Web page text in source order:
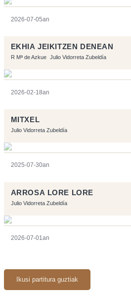
2026-07-05an
EKHIA JEIKITZEN DENEAN
R Mª de Azkue Julio Vidorreta Zubeldía
2026-02-18an
MITXEL
Julio Vidorreta Zubeldía
2025-07-30an
ARROSA LORE LORE
Julio Vidorreta Zubeldía
2026-07-01an
Ikusi partitura guztiak